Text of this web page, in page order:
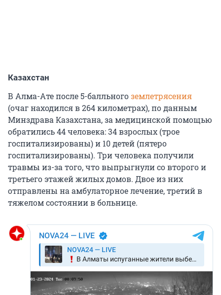
Казахстан
В Алма-Ате после 5-балльногоземлетрясения
(очаг находился в 264 километрах), по данным
Минздрава Казахстана, за медицинской помощью
обратились 44 человека: 34 взрослых (трое
госпитализированы) и 10 детей (пятеро
госпитализированы). Три человека получили
травмы из-за того, что выпрыгнули со второго и
третьего этажей жилых домов. Двое из них
отправлены на амбулаторное лечение, третий в
тяжелом состоянии в больнице.